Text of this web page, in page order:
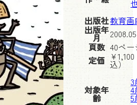
出版社教育画
出版年
月
2008.05
頁数 40ペ
定価 ¥1,100
込）
対象年
齢
4
5